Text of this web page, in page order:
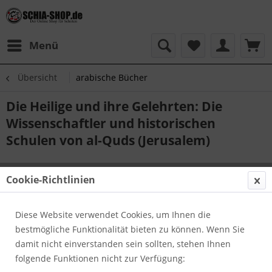
Menü
Übersicht arabische Bücher
Die Heilige und ihre Gelehrten: Die
Wissenschaftler und historischen
Schulen von al-Quds (Jerusalem)
Cookie-Richtlinien
Diese Website verwendet Cookies, um Ihnen die
bestmögliche Funktionalität bieten zu können. Wenn Sie
damit nicht einverstanden sein sollten, stehen Ihnen
folgende Funktionen nicht zur Verfügung: